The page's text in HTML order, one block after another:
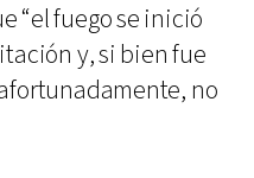
“el fuego se inició
y, si bien fue
no